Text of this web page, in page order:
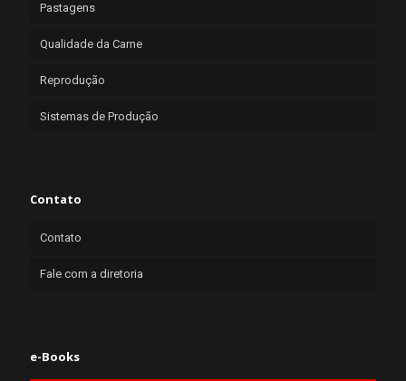
Pastagens
Qualidade da Carne
Reprodução
Sistemas de Produção
Contato
Contato
Fale com a diretoria
e-Books